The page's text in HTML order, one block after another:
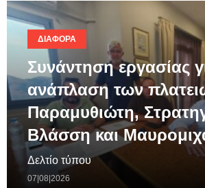
ΔΙΆΦΟΡΑ
Συνάντηση εργασίας
ανάπλαση των
Παραμυθιώτη,
Βλάσση και
Δελτίο τύπου
07|08|2026